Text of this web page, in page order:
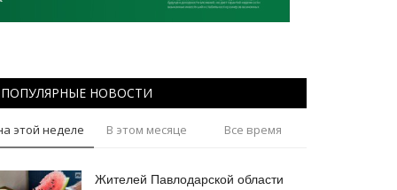
ПОПУЛЯРНЫЕ НОВОСТИ
этой неделе В этом месяце Все время
Жителей Павлодарской области